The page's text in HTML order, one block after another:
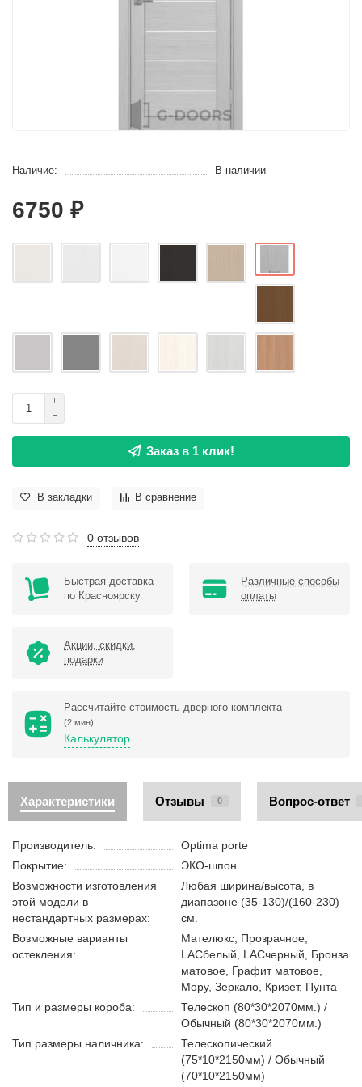
Наличие: В наличии
6750 ₽
Заказ в 1 клик!
В закладки В сравнение
0 отзывов
Быстрая доставка
по Красноярску
Различные способы
оплаты
Акции, скидки,
подарки
Рассчитайте стоимость дверного комплекта
(2 мин)
Калькулятор
Характеристики Отзывы 0 Вопрос-ответ
Производитель:
Optima porte
Покрытие:
ЭКО-шпон
Возможности изготовления
этой модели в
нестандартных размерах:
Любая ширина/высота, в
диапазоне (35-130)/(160-230)
см.
Возможные варианты
остекления:
Мателюкс, Прозрачное,
LACбелый, LACчерный, Бронза
матовое, Графит матовое,
Мору, Зеркало, Кризет, Пунта
Тип и размеры короба:
Телескоп (80*30*2070мм.) /
Обычный (80*30*2070мм.)
Тип размеры наличника:
Телескопический
(75*10*2150мм) / Обычный
(70*10*2150мм)